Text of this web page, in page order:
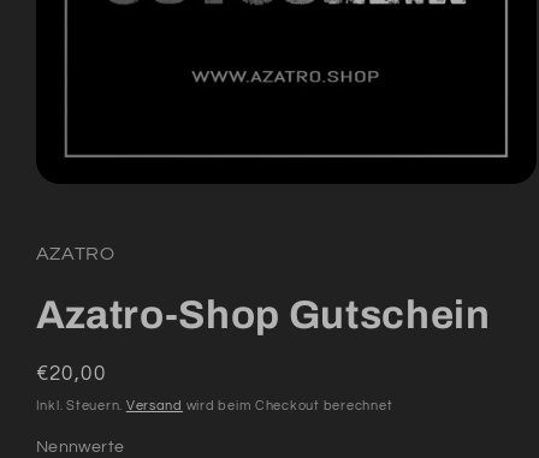
Modal
öffnen
AZATRO
Azatro-Shop Gutschein
Normaler
Preis
€20,00
Inkl. Steuern. Versand wird beim Checkout berechnet
Nennwerte